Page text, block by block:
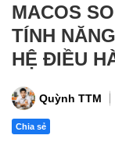
Thay
Thay
MACOS
TÍNH
HỆ ĐIỀU
Quỳnh TTM
Chia sẻ